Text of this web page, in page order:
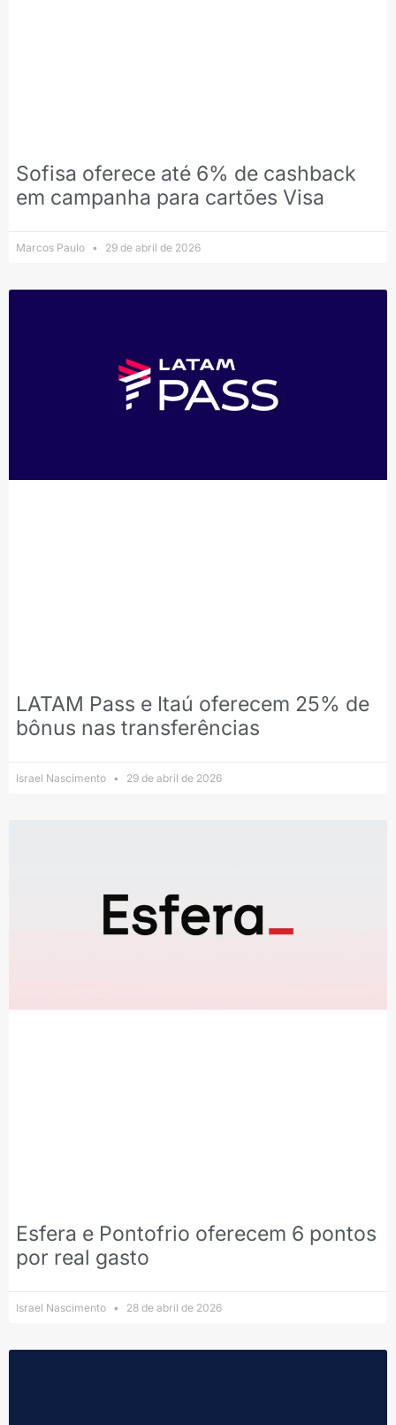
Sofisa oferece até 6% de cashback
em campanha para cartões Visa
Marcos Paulo 29 de abril de 2026
LATAM Pass e Itaú oferecem 25% de
bônus nas transferências
Israel Nascimento 29 de abril de 2026
Esfera e Pontofrio oferecem 6 pontos
por real gasto
Israel Nascimento 28 de abril de 2026